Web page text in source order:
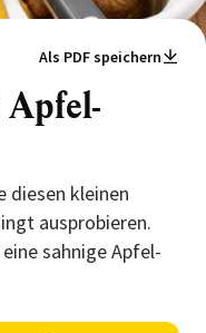
Als PDF speichern
diesen kleinen
ausprobieren.
sahnige Apfel-